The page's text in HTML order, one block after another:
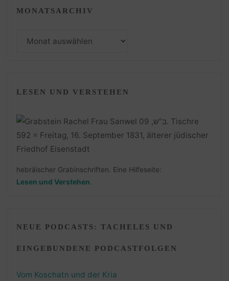
MONATSARCHIV
LESEN UND VERSTEHEN
hebräischer Grabinschriften. Eine Hilfeseite:
Lesen und Verstehen
NEUE PODCASTS: TACHELES UND
EINGEBUNDENE PODCASTFOLGEN
Vom Koschatn und der Kria